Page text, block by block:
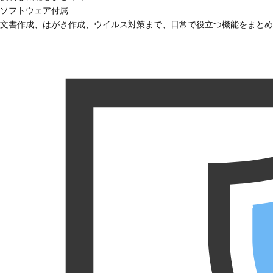
ソフトウェア付属
文書作成、はがき作成、ウイルス対策まで、日常で役立つ機能をまと